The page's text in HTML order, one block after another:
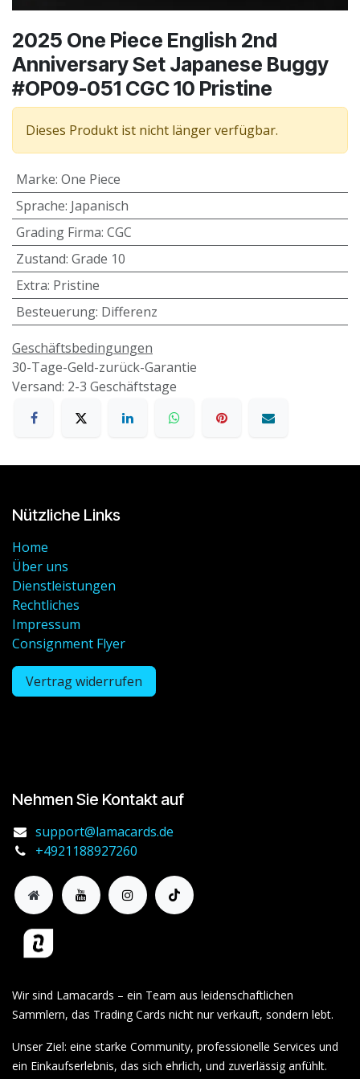
2025 One Piece English 2nd
Anniversary Set Japanese Buggy
#OP09-051 CGC 10 Pristine
Dieses Produkt ist nicht länger verfügbar.
Marke: One Piece
Sprache: Japanisch
Grading Firma: CGC
Zustand: Grade 10
Extra: Pristine
Besteuerung: Differenz
Geschäftsbedingungen
30-Tage-Geld-zurück-Garantie
Versand: 2-3 Geschäftstage
Nützliche Links
Home
Über uns
Dienstleistungen
Rechtliches
Impressum
Consignment Flyer
Vertrag widerrufen
Nehmen Sie Kontakt auf
support@lamacards.de
+4921188927260
Wir sind Lamacards – ein Team aus leidenschaftlichen
Sammlern, das Trading Cards nicht nur verkauft, sondern lebt.
Unser Ziel: eine starke Community, professionelle Services und
ein Einkaufserlebnis, das sich ehrlich, und zuverlässig anfühlt.